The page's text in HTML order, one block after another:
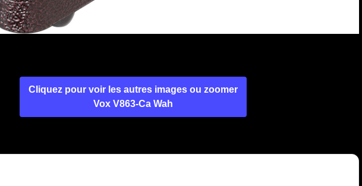
Cliquez pour voir les autres images ou zoomer
Vox V863-Ca Wah